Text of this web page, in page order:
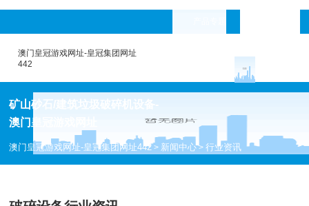
澳门皇冠游戏网址-皇冠集团网址
442
矿山砂石/建筑垃圾破碎机设备-
澳门皇冠游戏网址
澳门皇冠游戏网址-皇冠集团网址442> 新闻中心>行业资讯